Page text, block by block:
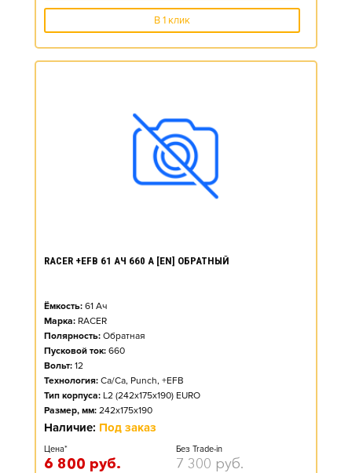
В 1 клик
RACER +EFB 61 АЧ 660 А [EN] ОБРАТНЫЙ
Ёмкость: 61 Ач
Марка: RACER
Полярность: Обратная
Пусковой ток: 660
Вольт: 12
Технология: Ca/Ca, Punch, +EFB
Тип корпуса: L2 (242x175x190) EURO
Размер, мм: 242x175x190
Наличие: Под заказ
Цена*
6 800 руб.
Без Trade-in
7 300 руб.